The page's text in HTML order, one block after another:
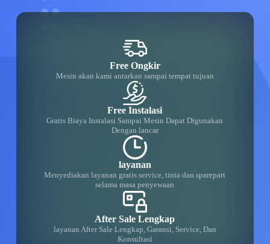
Free Ongkir
Mesin akan kami antarkan sampai tempat tujuan
Free Instalasi
Gratis Biaya Instalasi Sampai Mesin Dapat Digunakan
Dengan lancar
layanan
Menyediakan layanan gratis service, tinta dan sparepart
selama masa penyewaan
After Sale Lengkap
layanan After Sale Lengkap, Garansi, Service, Dan
Konsultasi